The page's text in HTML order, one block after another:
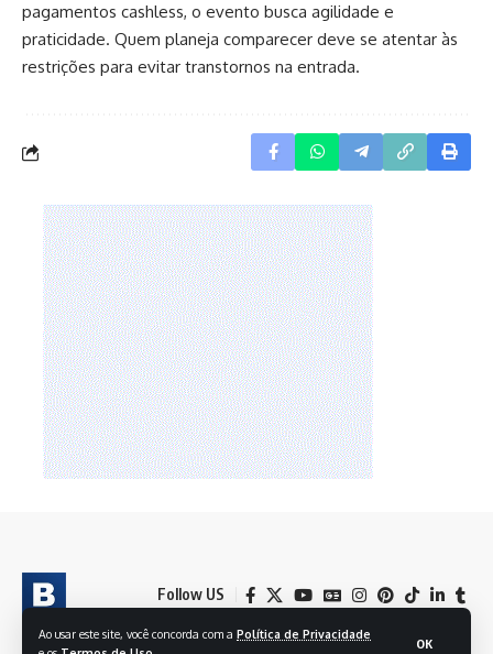
Ao usar este site, você concorda com a Política de Privacidade
OK
pagamentos cashless, o evento busca agilidade e
praticidade. Quem planeja comparecer deve se atentar às
restrições para evitar transtornos na entrada.
Follow US